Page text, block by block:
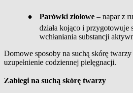
● Parówki ziołowe – napar z
działa kojąco i przygotowuje
wchłaniania substancji
Domowe sposoby na suchą skórę
uzupełnienie codziennej pielęgnacji.
Zabiegi na suchą skórę twarzy